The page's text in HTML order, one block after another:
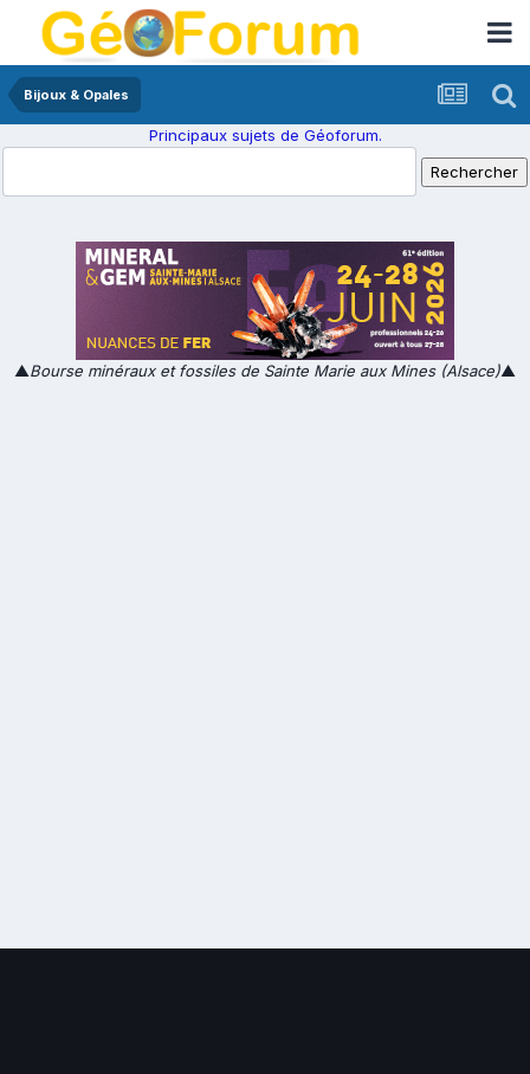
Bijoux & Opales
Principaux sujets de Géoforum.
▲Bourse minéraux et fossiles de Sainte Marie aux Mines (Alsace)▲